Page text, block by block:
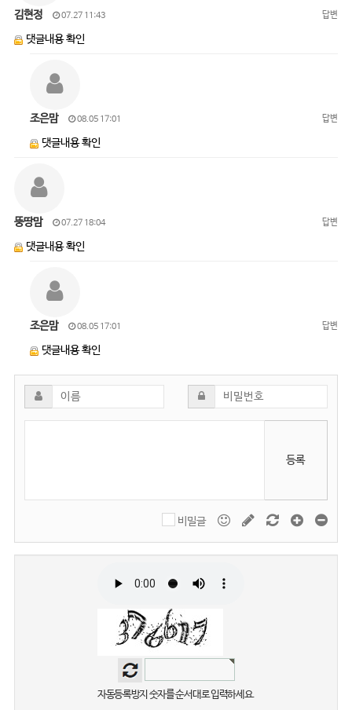
김현정 07.27 11:43 답변
댓글내용 확인
조은맘 08.05 17:01 답변
댓글내용 확인
뚱땅맘 07.27 18:04 답변
댓글내용 확인
조은맘 08.05 17:01 답변
댓글내용 확인
등록
비밀글
자동등록방지 숫자를 순서대로 입력하세요.